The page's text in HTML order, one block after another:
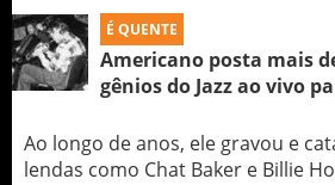
É QUENTE
Americano posta mais
gênios do Jazz ao vivo
Ao longo de anos, ele gravou e
lendas como Chat Baker e Billie